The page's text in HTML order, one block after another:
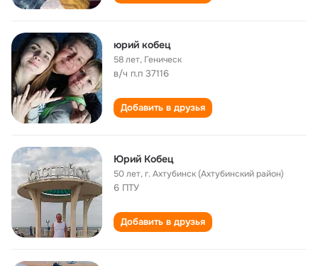
юрий кобец
58 лет, Геническ
в/ч п.п 37116
Добавить в друзья
Юрий Кобец
50 лет,г. Ахтубинск (Ахтубинский район)
6 ПТУ
Добавить в друзья